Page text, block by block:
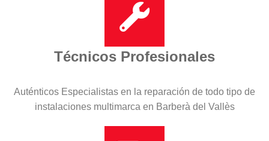
Técnicos Profesionales
Auténticos Especialistas en la reparación de todo tipo de
instalaciones multimarca en Barberà del Vallès